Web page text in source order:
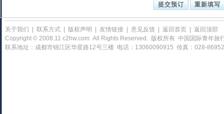
关于我们 联系方式 版权声明 友情链接 意见反馈 返回首页
返回顶部
Copyright © 2008.11 c2hw.com All Rights Reserved. 版权所有 中国国际青年旅
联系地址：成都市锦江区华星路12号三楼 电话：13060090915 传真：028-